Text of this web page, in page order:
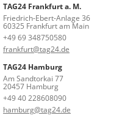
TAG24 Frankfurt a. M.
Friedrich-Ebert-Anlage 36
60325 Frankfurt am Main
+49 69 348750580
frankfurt@tag24.de
TAG24 Hamburg
Am Sandtorkai 77
20457 Hamburg
+49 40 228608090
hamburg@tag24.de